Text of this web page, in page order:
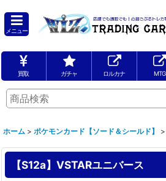
メニュー
買取 ガチャ ロルカナ MTG
ホーム > ポケモンカード【ソード＆シールド】 >
【S12a】VSTARユニバース